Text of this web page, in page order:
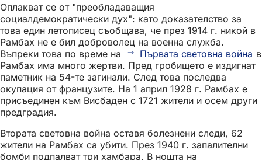
Оплакват се от "преобладаващия
социалдемократически дух": като доказателство за
това един летописец съобщава, че през 1914 г. никой в
Рамбах не е бил доброволец на военна служба.
Въпреки това по време на
Първата световна война в
Рамбах има много жертви. Пред гробището е издигнат
паметник на 54-те загинали. След това последва
окупация от французите. На 1 април 1928 г. Рамбах е
присъединен към Висбаден с 1721 жители и осем други
предградия.
Втората световна война оставя болезнени следи, 62
жители на Рамбах са убити. През 1940 г. запалителни
бомби подпалват три хамбара. В нощта на